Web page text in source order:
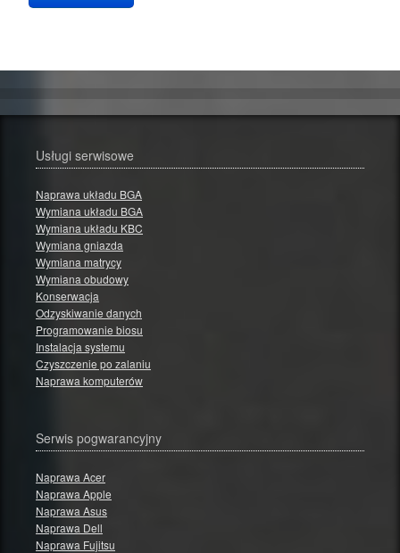
Usługi serwisowe
Naprawa układu BGA
Wymiana układu BGA
Wymiana układu KBC
Wymiana gniazda
Wymiana matrycy
Wymiana obudowy
Konserwacja
Odzyskiwanie danych
Programowanie biosu
Instalacja systemu
Czyszczenie po zalaniu
Naprawa komputerów
Serwis pogwarancyjny
Naprawa Acer
Naprawa Apple
Naprawa Asus
Naprawa Dell
Naprawa Fujitsu